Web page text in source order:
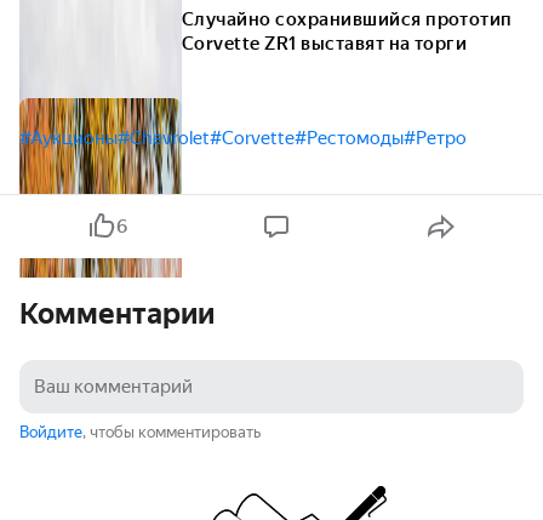
Случайно сохранившийся прототип
Corvette ZR1 выставят на торги
#Аукционы#Chevrolet#Corvette#Рестомоды#Ретро
6
Комментарии
Войдите, чтобы комментировать